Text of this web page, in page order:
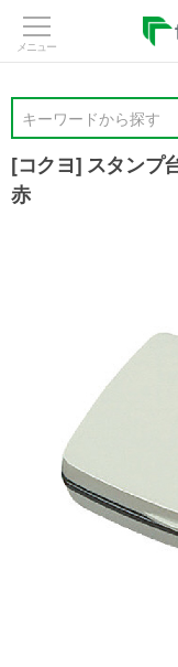
キーワードから探す
[コクヨ] スタン
赤